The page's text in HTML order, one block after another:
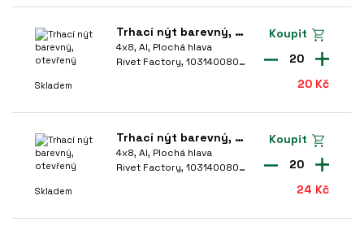
HŘEBÍKU
(13)
A2(102)
(35)
(321)
Trhací nýt barevný, otevřený
4x8, Al, Plochá hlava
Rivet Factory, 1031400801-9003
20 Kč
Skladem
20
Koupit
Trhací nýt barevný, otevřený
4x8, Al, Plochá hlava
Rivet Factory, 1031400801-8014
24 Kč
Skladem
20
Koupit